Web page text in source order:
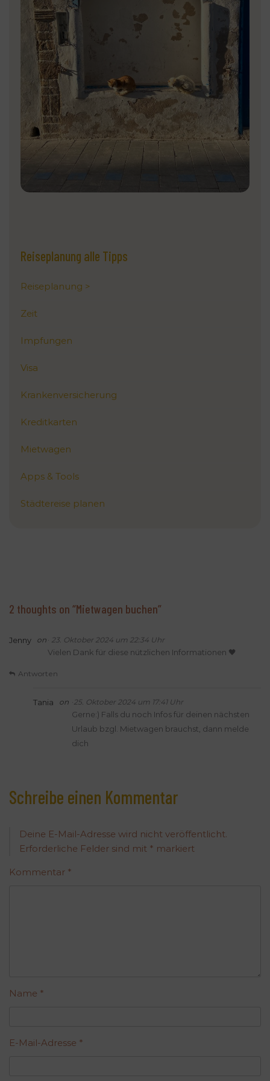
Reiseplanung alle Tipps
Reiseplanung >
Zeit
Impfungen
Visa
Krankenversicherung
Kreditkarten
Mietwagen
Apps & Tools
Städtereise planen
2 thoughts on “Mietwagen buchen”
Jenny 23. Oktober 2024 um 22:34 Uhr
Vielen Dank für diese nützlichen Informationen 🖤
Antworten
Tania 25. Oktober 2024 um 17:41 Uhr
Gerne:) Falls du noch Infos für deinen nächsten
Urlaub bzgl. Mietwagen brauchst, dann melde
dich
Schreibe einen Kommentar
Deine E-Mail-Adresse wird nicht veröffentlicht.
Erforderliche Felder sind mit * markiert
Kommentar *
Name *
E-Mail-Adresse *